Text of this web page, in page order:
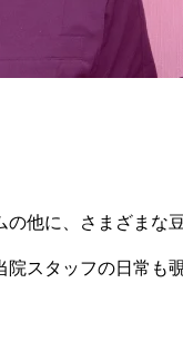
他に、さまざまな
スタッフの日常も